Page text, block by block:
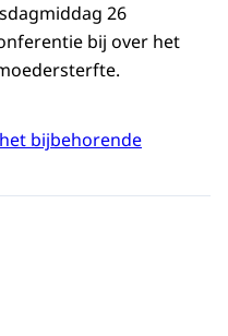
26
bij over het
bijbehorende